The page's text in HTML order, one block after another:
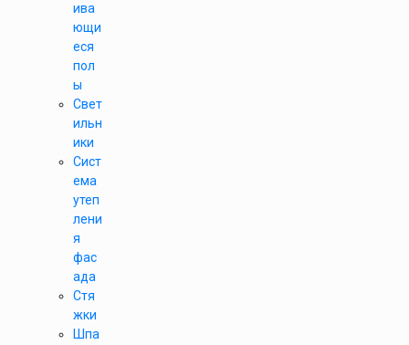
ива
ющи
еся
пол
ы
Свет
ильн
ики
Сист
ема
утеп
лени
я
фас
ада
Стя
жки
Шпа